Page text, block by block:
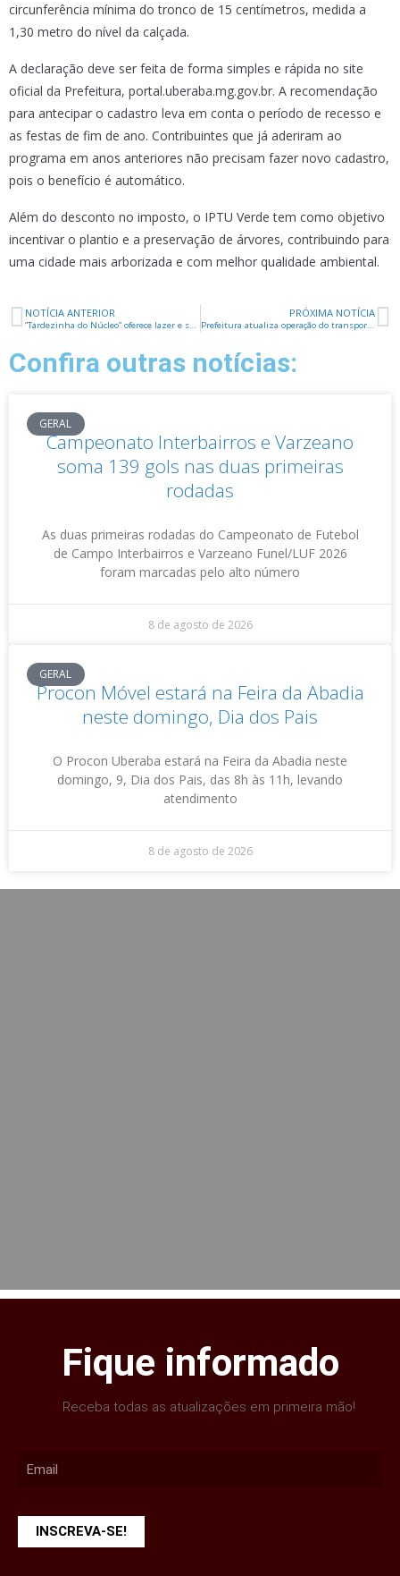
circunferência mínima do tronco de 15 centímetros, medida a
1,30 metro do nível da calçada.
A declaração deve ser feita de forma simples e rápida no site
oficial da Prefeitura, portal.uberaba.mg.gov.br. A recomendação
para antecipar o cadastro leva em conta o período de recesso e
as festas de fim de ano. Contribuintes que já aderiram ao
programa em anos anteriores não precisam fazer novo cadastro,
pois o benefício é automático.
Além do desconto no imposto, o IPTU Verde tem como objetivo
incentivar o plantio e a preservação de árvores, contribuindo para
uma cidade mais arborizada e com melhor qualidade ambiental.
NOTÍCIA ANTERIOR
“Tardezinha do Núcleo” oferece lazer e serviços ao Residencial 2000
PRÓXIMA NOTÍCIA
Prefeitura atualiza operação do transporte coletivo e amplia horários extras durante o recesso de fim de ano
Confira outras notícias:
GERAL
Campeonato Interbairros e Varzeano
soma 139 gols nas duas primeiras
rodadas
As duas primeiras rodadas do Campeonato de Futebol
de Campo Interbairros e Varzeano Funel/LUF 2026
foram marcadas pelo alto número
8 de agosto de 2026
GERAL
Procon Móvel estará na Feira da Abadia
neste domingo, Dia dos Pais
O Procon Uberaba estará na Feira da Abadia neste
domingo, 9, Dia dos Pais, das 8h às 11h, levando
atendimento
8 de agosto de 2026
Fique informado
Receba todas as atualizações em primeira mão!
INSCREVA-SE!